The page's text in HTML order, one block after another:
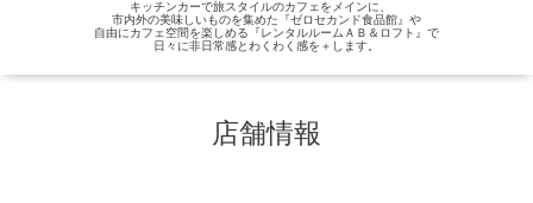
キッチンカーで旅スタイルのカフェをメインに、
市内外の美味しいものを集めた『ゼロセカンド食品館』や
自由にカフェ空間を楽しめる『レンタルルームＡＢ＆ロフト』で
日々に非日常感とわくわく感を＋します。
店舗情報